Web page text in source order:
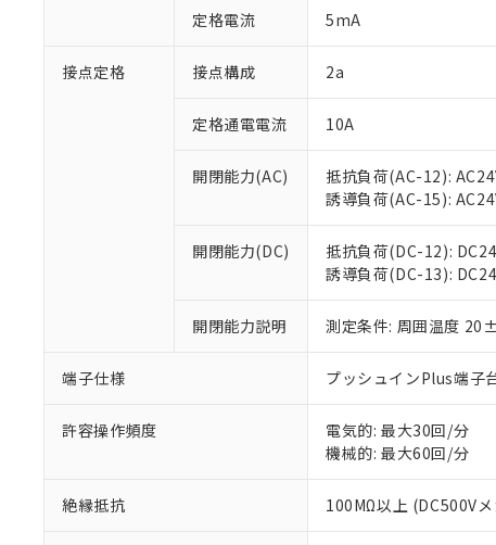
定格電流 5mA
接点定格 接点構成 2a
定格通電電流 10A
開閉能力(AC)
抵抗負荷(AC-12):
誘導負荷(AC-15):
開閉能力(DC)
抵抗負荷(DC-12):
誘導負荷(DC-13):
開閉能力説明 測定条件: 周囲温度
端子仕様 プッシュインPlus端子
許容操作頻度
電気的: 最大30回/分
機械的: 最大60回/分
絶縁抵抗 100MΩ以上 (DC500V
い。
正式な納期状
当社販売員に
オムロン制御
在庫状況およ
す。
マイパーツ機
お客様が当ウ
が、当社の製
さい。
※当社の共同
いる法人を指し
但し、RoHS指令で産業
※2 対応予定月
部品在庫の切り替え
※3 非含有証明
下記の非含有証明書
EU RoHS指令（10
51物質の非含有証明
※本証明書は発行日
また、RoHS指令の
混在することから
「○」：最大均質材
「×」：最大均質材
*中国RoHS10物質の基準
Pb(鉛) :1000ppm、 Hg(
Cr(Ⅵ)(六価クロム) :
DBP(フタル酸ジブチル) :
DEHP(フタル酸ビス(2-エ
※2 環境保護使
「ｅ」：有害物質（
「10」：通常の使
味します。
当社は、これ
当社は貴社製
置等に一切使
当社は、貴社
また当社は、
たしません。
号
○ 一定数以
△ 一定数に
－
在庫なし(
機器販売
空
白
受注生産